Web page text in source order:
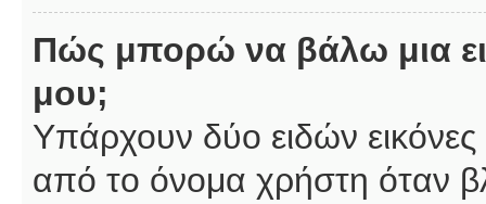
Πώς μπορώ να βάλω μια
μου;
Υπάρχουν δύο ειδών
από το όνομα χρήστη όταν